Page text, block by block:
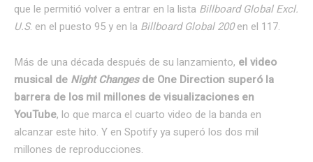
que le permitió volver a entrar en la lista Billboard Global Excl.
U.S. en el puesto 95 y en la Billboard Global 200en el 117.
Más de una década después de su lanzamiento, el video
musical de Night Changesde One Direction superó la
barrera de los mil millones de visualizaciones en
YouTube, lo que marca el cuarto video de la banda en
alcanzar este hito. Y en Spotify ya superó los dos mil
millones de reproducciones.